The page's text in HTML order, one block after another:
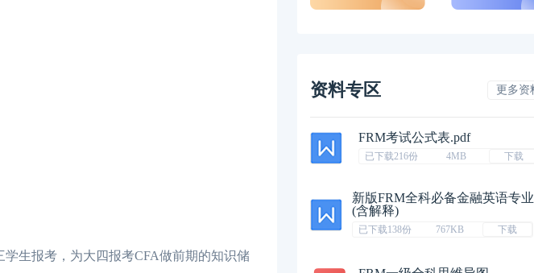
生报考，为大四报考CFA做前期的知识储
资料专区 更多资
FRM考试公式表.pdf
已下载216份 4MB 下载
新版FRM全科必备金融英语专
(含解释)
已下载138份 767KB 下载